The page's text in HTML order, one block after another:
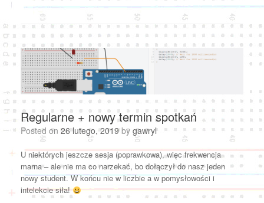
Regularne + nowy termin spotkań
Posted on 26 lutego, 2019 by gawryl
U niektórych jeszcze sesja (poprawkowa), więc frekwencja
marna – ale nie ma co narzekać, bo dołączył do nasz jeden
nowy student. W końcu nie w liczbie a w pomysłowości i
intelekcie siła!